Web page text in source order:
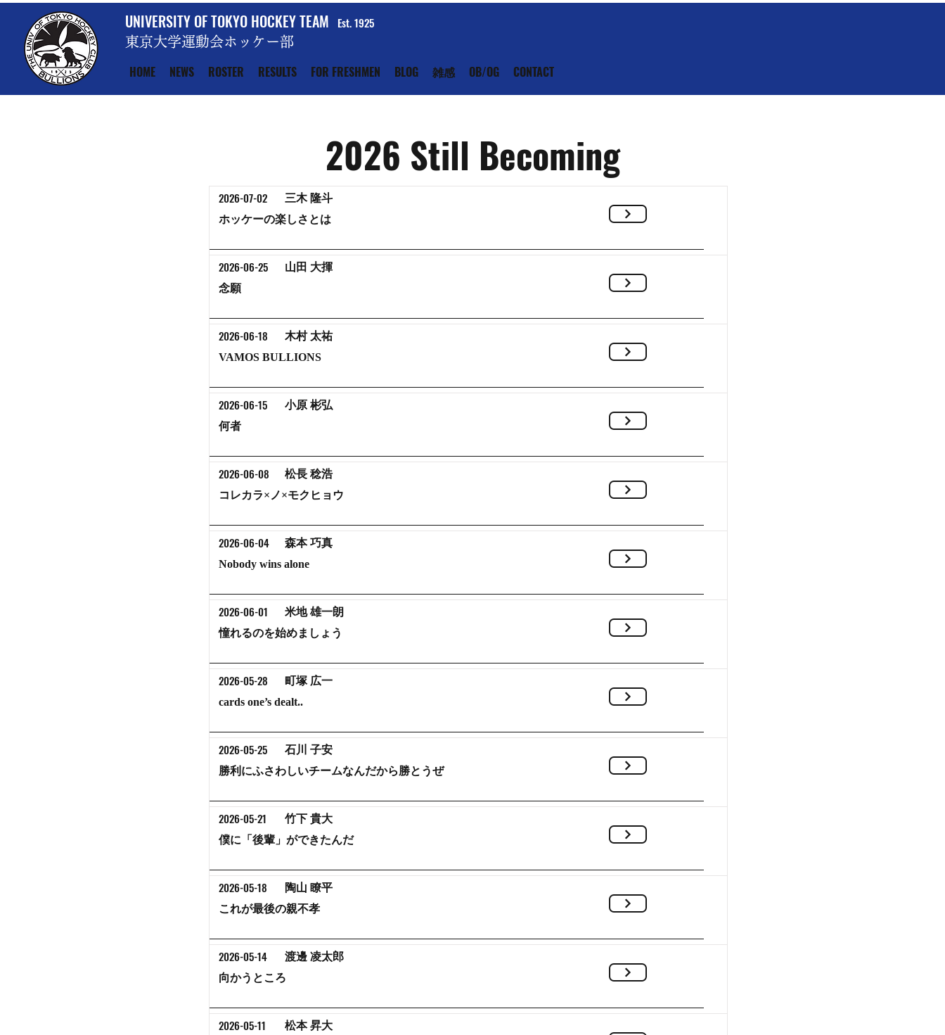
UNIVERSITY OF TOKYO HOCKEY TEAM
東京大学運動会ホッケー部
Est. 1925
HOME NEWS ROSTER RESULTS FOR FRESHMEN BLOG 雑感 OB/OG CONTACT
2026 Still Becoming
2026-07-02 三木 隆斗
ホッケーの楽しさとは
2026-06-25 山田 大揮
念願
2026-06-18 木村 太祐
VAMOS BULLIONS
2026-06-15 小原 彬弘
何者
2026-06-08 松長 稔浩
コレカラ×ノ×モクヒョウ
2026-06-04 森本 巧真
Nobody wins alone
2026-06-01 米地 雄一朗
憧れるのを始めましょう
2026-05-28 町塚 広一
cards one’s dealt..
2026-05-25 石川 子安
勝利にふさわしいチームなんだから勝とうぜ
2026-05-21 竹下 貴大
僕に「後輩」ができたんだ
2026-05-18 陶山 瞭平
これが最後の親不孝
2026-05-14 渡邊 凌太郎
向かうところ
2026-05-11 松本 昇大